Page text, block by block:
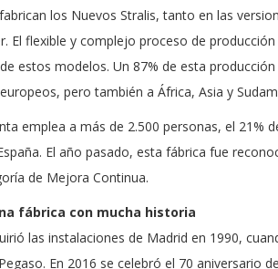
los Nuevos Stralis, tanto en las
El flexible y complejo proceso de
estos modelos. Un 87% de esta
pero también a África, Asia y
emplea a más de 2.500 personas, el 21%
El año pasado, esta fábrica fue
de Mejora Continua.
fábrica con mucha historia
las instalaciones de Madrid en 1990,
En 2016 se celebró el 70 aniversario